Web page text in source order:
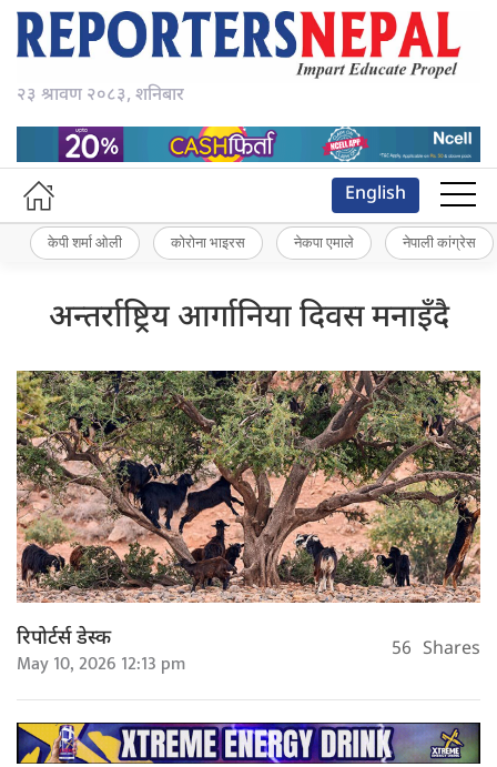
२३ श्रावण २०८३, शनिबार
English
केपी शर्मा ओली कोरोना भाइरस नेकपा एमाले नेपाली कांग्रेस
अन्तर्राष्ट्रिय आर्गानिया दिवस मनाइँदै
रिपोर्टर्स डेस्क
May 10, 2026 12:13 pm 56 Shares